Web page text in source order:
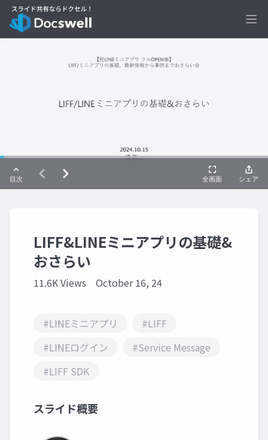
LIFF&LINEミニアプリの基礎&
おさらい
11.6K Views October 16, 24
#LINEミニアプリ
#LIFF
#LINEログイン
#Service Message
#LIFF SDK
スライド概要